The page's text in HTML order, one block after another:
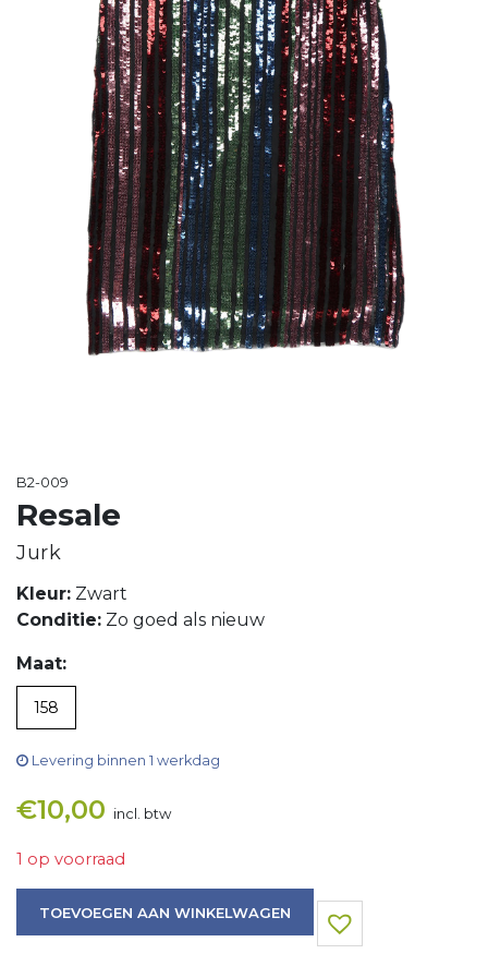
B2-009
Resale
Jurk
Kleur: Zwart
Conditie: Zo goed als nieuw
Maat:
158
Levering binnen 1 werkdag
€10,00 incl. btw
1 op voorraad
TOEVOEGEN AAN WINKELWAGEN